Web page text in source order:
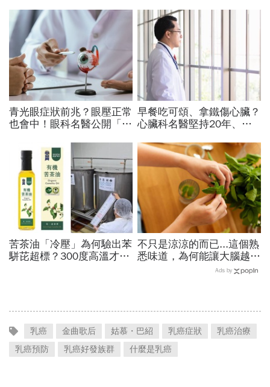
青光眼症狀前兆？眼壓正常
也會中！眼科名醫公開「護
驟」：三餐多吃「1類食
物」護眼
早餐吃可頌、拿鐵傷心臟？
心臟科名醫堅持20年、早
喝咖啡前先喝「這1杯」更
護心
苦茶油「冷壓」為何驗出苯
駢芘超標？300度高溫才大
不只是涼涼的而已...這個熟
悉味道，為何能讓大腦越聞
越靈光？醫師：每天幾分
Ads by
乳癌 金曲歌后 姑慕・巴紹 乳癌症狀
乳癌治療
乳癌預防
乳癌好發族群 什麼是乳癌